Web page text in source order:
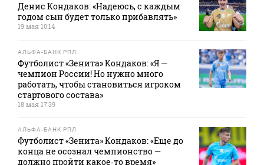
Денис Кондаков: «Надеюсь, с каждым
годом сын будет только прибавлять»
19 мая 10:14
АЛЬФА-БАНК РПЛ
Футболист «Зенита» Кондаков: «Я —
чемпион России! Но нужно много
работать, чтобы становиться игроком
стартового состава»
18 мая 17:39
АЛЬФА-БАНК РПЛ
Футболист «Зенита» Кондаков: «Еще до
конца не осознал чемпионство —
должно пройти какое‑то время»